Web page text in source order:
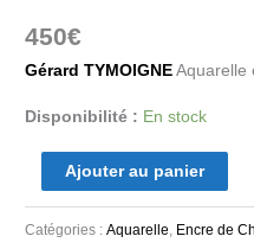
450€
Gérard TYMOIGNE Aquarelle
Disponibilité : En stock
Ajouter au panier
Catégories :Aquarelle Encre de